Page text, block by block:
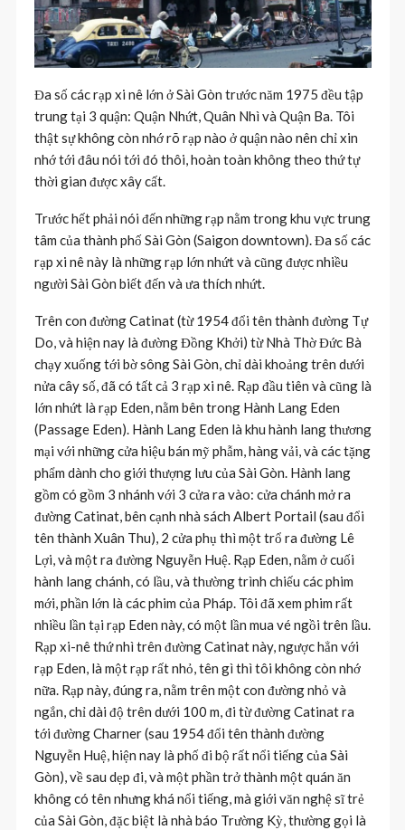
Đa số các rạp xi nê lớn ở Sài Gòn trước năm 1975 đều tập
trung tại 3 quận: Quận Nhứt, Quân Nhì và Quận Ba. Tôi
thật sự không còn nhớ rõ rạp nào ở quận nào nên chỉ xin
nhớ tới đâu nói tới đó thôi, hoàn toàn không theo thứ tự
thời gian được xây cất.
Trước hết phải nói đến những rạp nằm trong khu vực trung
tâm của thành phố Sài Gòn (Saigon downtown). Đa số các
rạp xi nê này là những rạp lớn nhứt và cũng được nhiều
người Sài Gòn biết đến và ưa thích nhứt.
Trên con đường Catinat (từ 1954 đổi tên thành đường Tự
Do, và hiện nay là đường Đồng Khởi) từ Nhà Thờ Đức Bà
chạy xuống tới bờ sông Sài Gòn, chỉ dài khoảng trên dưới
nửa cây số, đã có tất cả 3 rạp xi nê. Rạp đầu tiên và cũng là
lớn nhứt là rạp Eden, nằm bên trong Hành Lang Eden
(Passage Eden). Hành Lang Eden là khu hành lang thương
mại với những cửa hiệu bán mỹ phẫm, hàng vải, và các tặng
phẩm dành cho giới thượng lưu của Sài Gòn. Hành lang
gồm có gồm 3 nhánh với 3 cửa ra vào: cửa chánh mở ra
đường Catinat, bên cạnh nhà sách Albert Portail (sau đổi
tên thành Xuân Thu), 2 cửa phụ thì một trổ ra đường Lê
Lợi, và một ra đường Nguyễn Huệ. Rạp Eden, nằm ở cuối
hành lang chánh, có lầu, và thường trình chiếu các phim
mới, phần lớn là các phim của Pháp. Tôi đã xem phim rất
nhiều lần tại rạp Eden này, có một lần mua vé ngồi trên lầu.
Rạp xi-nê thứ nhì trên đường Catinat này, ngược hẳn với
rạp Eden, là một rạp rất nhỏ, tên gì thì tôi không còn nhớ
nữa. Rạp này, đúng ra, nằm trên một con đường nhỏ và
ngắn, chỉ dài độ trên dưới 100 m, đi từ đường Catinat ra
tới đường Charner (sau 1954 đổi tên thành đường
Nguyễn Huệ, hiện nay là phố đi bộ rất nổi tiếng của Sài
Gòn), về sau dẹp đi, và một phần trở thành một quán ăn
không có tên nhưng khá nổi tiếng, mà giới văn nghệ sĩ trẻ
của Sài Gòn, đặc biệt là nhà báo Trường Kỳ, thường gọi là